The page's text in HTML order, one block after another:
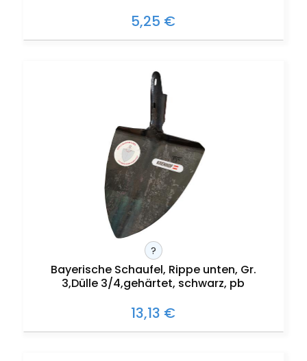
5,25 €
?
Bayerische Schaufel, Rippe unten, Gr.
3,Dülle 3/4,gehärtet, schwarz, pb
13,13 €